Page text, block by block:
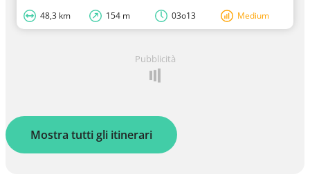
48,3 km 154 m 03o13 Medium
Pubblicità
Mostra tutti gli itinerari